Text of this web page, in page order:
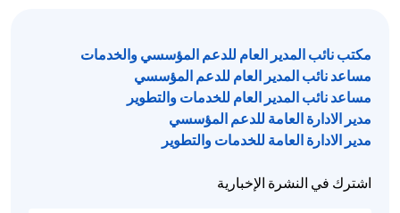
مكتب نائب المدير العام للدعم المؤسسي والخدمات
مساعد نائب المدير العام للدعم المؤسسي
مساعد نائب المدير العام للخدمات والتطوير
مدير الادارة العامة للدعم المؤسسي
مدير الادارة العامة للخدمات والتطوير
اشترك في النشرة الإخبارية